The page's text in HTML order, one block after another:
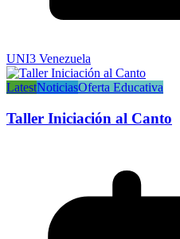
UNI3 Venezuela
LatestNoticiasOferta Educativa
Taller Iniciación al Canto